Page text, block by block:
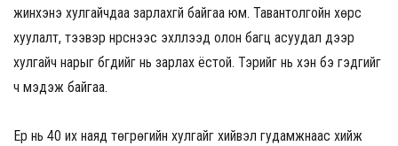
жинхэнэ хулгайчдаа зарлахгүй байгаа юм. Тавантолгойн хөрс
хуулалт, тээвэр нүүрснээс эхлүүлээд олон багц асуудал дээр
хулгайч нарыг бүгдийг нь зарлах ёстой. Тэрийг нь хэн бэ гэдгийг
ч мэдэж байгаа.
Ер нь 40 их наяд төгрөгийн хулгайг хийвэл гудамжнаас хийж